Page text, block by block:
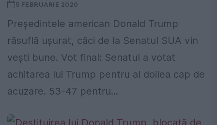
5 FEBRUARIE 2020
Preşedintele american Donald Trump
răsuflă uşurat, căci de la Senatul SUA vin
veşti bune. Vot final: Senatul a votat
achitarea lui Trump pentru al doilea cap de
acuzare. 53-47 pentru...